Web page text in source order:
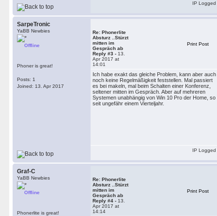
IP Logged
SarpeTronic
YaBB Newbies
Offline
Phoner is great!
Posts: 1
Joined: 13. Apr 2017
Re: Phonerlite
Absturz ..Stürzt
mitten im
Gespräch ab
Reply #3 - 13.
Apr 2017 at
14:01
Print Post
Ich habe exakt das gleiche Problem, kann aber auch
noch keine Regelmäßigkeit feststellen. Mal passiert
es bei makeln, mal beim Schalten einer Konferenz,
seltener mitten im Gespräch. Aber auf mehreren
Systemen unabhängig von Win 10 Pro der Home, so
seit ungefähr einem Vierteljahr.
IP Logged
Graf-C
YaBB Newbies
Offline
Phonerlite is great!
Re: Phonerlite
Absturz ..Stürzt
mitten im
Gespräch ab
Reply #4 - 13.
Apr 2017 at
14:14
Print Post